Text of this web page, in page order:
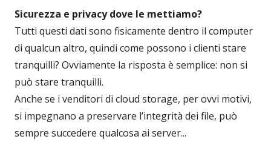
Sicurezza e privacy dove le mettiamo?
Tutti questi dati sono fisicamente dentro il computer
di qualcun altro, quindi come possono i clienti stare
tranquilli? Ovviamente la risposta è semplice: non si
può stare tranquilli.
Anche se i venditori di cloud storage, per ovvi motivi,
si impegnano a preservare l’integrità dei file, può
sempre succedere qualcosa ai server...